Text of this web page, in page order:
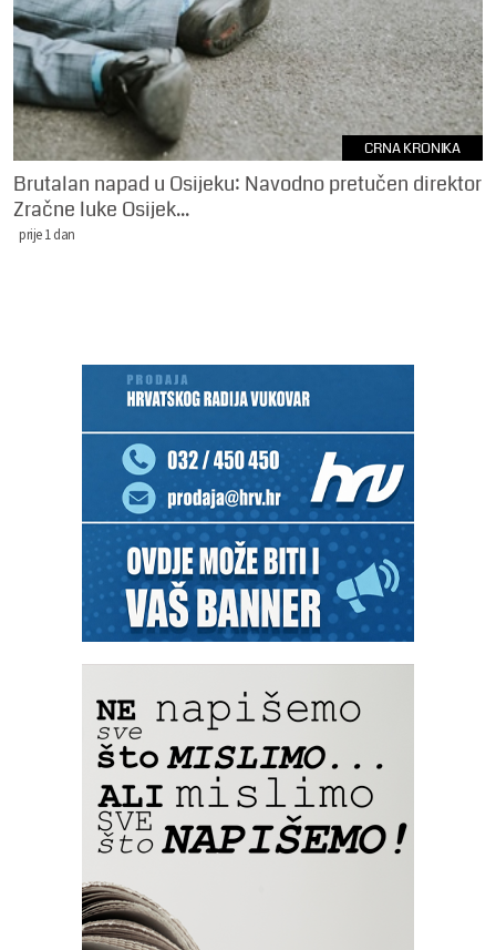
CRNA KRONIKA
Brutalan napad u Osijeku: Navodno pretučen direktor
Zračne luke Osijek...
prije 1 dan